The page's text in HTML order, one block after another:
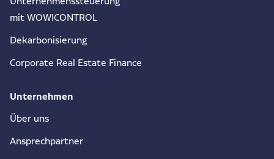
mit WOWICONTROL
Dekarbonisierung
Corporate Real Estate Finance
Unternehmen
Über uns
Ansprechpartner